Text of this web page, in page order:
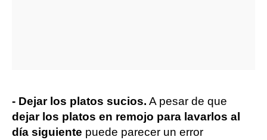
- Dejar los platos sucios. A pesar de que
dejar los platos en remojo para lavarlos al
día siguiente puede parecer un error